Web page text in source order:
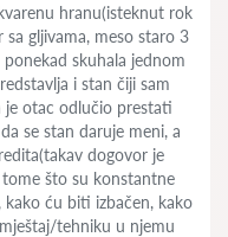
hranu(isteknut rok
gljivama, meso staro 3
skuhala jednom
i stan čiji sam
je otac odlučio prestati
se stan daruje meni, a
dogovor je
što su konstantne
ću biti izbačen, kako
tehniku u njemu